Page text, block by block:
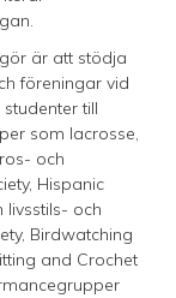
är att stödja
föreningar vid
till
som lacrosse,
och
Hispanic
livsstils- och
Birdwatching
and Crochet